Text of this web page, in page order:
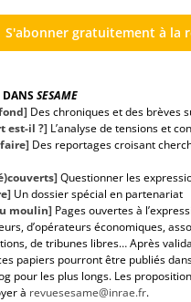
S'abonner gratuitement à la
DANSSESAME
Des chroniques et des brèves
est-il ?]L’analyse de tensions et
Des reportages croisant
Questionner les
Un dossier spécial en partenariat
moulin]Pages ouvertes à
d’opérateurs économiques,
de tribunes libres… Après
papiers pourront être publiés
pour les plus longs. Les
à revuesesame@inrae.fr.